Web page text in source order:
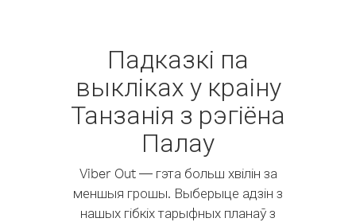
Падказкі па
выкліках у краіну
Танзанія з рэгіёна
Палау
Viber Out — гэта больш хвілін за
меншыя грошы. Выберыце адзін з
нашых гібкіх тарыфных планаў з